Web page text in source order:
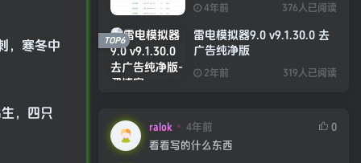
，寒冬中
，四只
4年前 376人已阅读
雷电模拟器9.0 v9.1.30.0 去
广告纯净版
2年前 319人已阅读
TOP6
ralok 4年前
0
看看写的什么东西